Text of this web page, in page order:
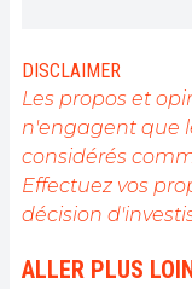
l'engagement
public sur cet
Mon objectif
comprendre la
opportunités
de fournir une
décrypter les
sociétaux de
DISCLAIMER
Les propos et
n'engagent que
considérés
Effectuez vos
décision
ALLER PLUS